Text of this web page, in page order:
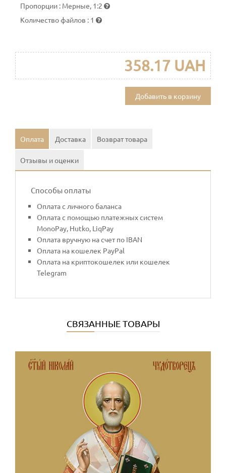
Пропорции : Мерные, 1:2
Количество файлов : 1
358.17 UAH
Добавить в корзину
Оплата Доставка Возврат товара
Отзывы и оценки
Способы оплаты
Оплата с личного баланса
Оплата с помощью платежных систем
MonoPay, Hutko, LiqPay
Оплата вручную на счет по IBAN
Оплата на кошелек PayPal
Оплата на криптокошелек или кошелек
Telegram
СВЯЗАННЫЕ ТОВАРЫ